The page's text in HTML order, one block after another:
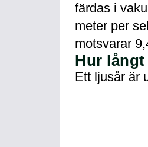
färdas i
meter per
motsvarar
Hur
Ett ljusår är